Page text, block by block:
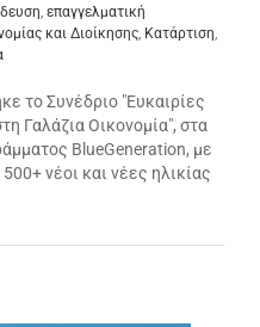
επαγγελματική
και Διοίκησης Κατάρτιση
το Συνέδριο "Ευκαιρίες
Γαλάζια Οικονομία", στα
BlueGeneration, με
νέοι και νέες ηλικίας